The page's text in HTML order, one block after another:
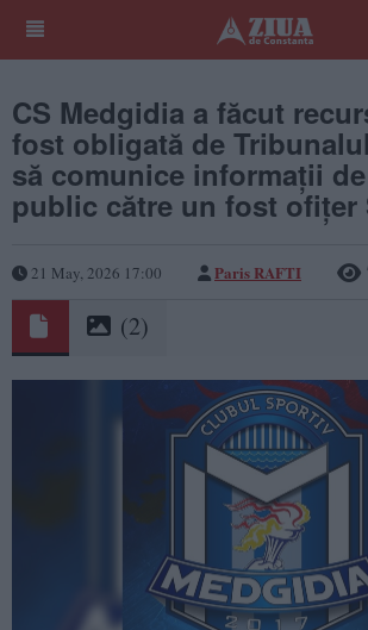
CS Medgidia a făcut
fost obligată de
să comunice informații
public către un fost ofițer
21 May, 2026 17:00 Paris RAFTI
(2)